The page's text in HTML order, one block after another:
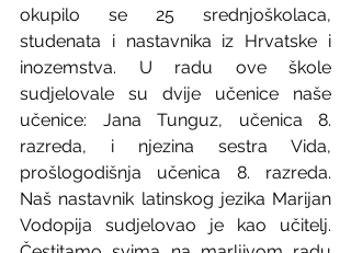
okupilo se 25 srednjoškolaca,
studenata i nastavnika iz Hrvatske i
inozemstva. U radu ove škole
sudjelovale su dvije učenice naše
učenice: Jana Tunguz, učenica 8.
razreda, i njezina sestra Vida,
prošlogodišnja učenica 8. razreda.
Naš nastavnik latinskog jezika Marijan
Vodopija sudjelovao je kao učitelj.